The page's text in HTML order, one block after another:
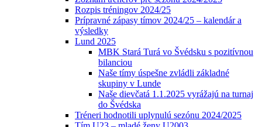
Rozpis tréningov 2024/25
Prípravné zápasy tímov 2024/25 – kalendár a
výsledky
Lund 2025
MBK Stará Turá vo Švédsku s pozitívnou
bilanciou
Naše tímy úspešne zvládli základné
skupiny v Lunde
Naše dievčatá 1.1.2025 vyrážajú na turnaj
do Švédska
Tréneri hodnotili uplynulú sezónu 2024/2025